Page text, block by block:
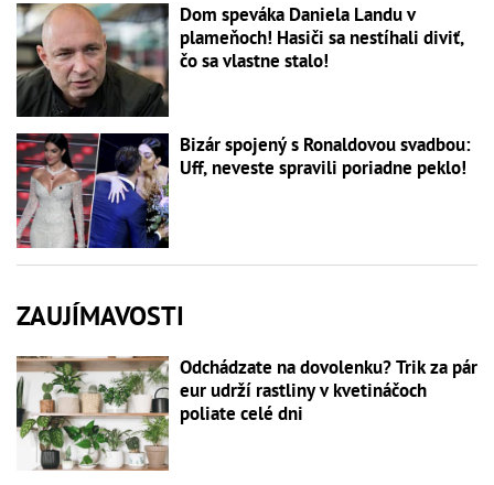
Dom speváka Daniela Landu v
plameňoch! Hasiči sa nestíhali diviť,
čo sa vlastne stalo!
Bizár spojený s Ronaldovou svadbou:
Uff, neveste spravili poriadne peklo!
ZAUJÍMAVOSTI
Odchádzate na dovolenku? Trik za pár
eur udrží rastliny v kvetináčoch
poliate celé dni